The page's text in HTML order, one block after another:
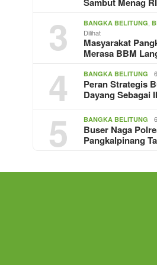
3 BANGKA BELITUNG
Dilihat
Masyarakat
Merasa BBM
4 BANGKA BELITUNG
Peran Strategis
Dayang Sebagai
5 BANGKA BELITUNG
Buser Naga
Pangkalpinang